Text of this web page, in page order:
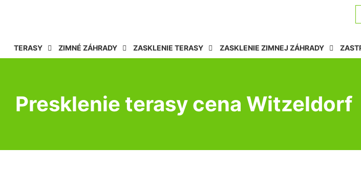
TERASY ZIMNÉ ZÁHRADY ZASKLENIE TERASY ZASKLENIE ZIMNEJ ZÁHRADY
Presklenie terasy cena Witzeldorf